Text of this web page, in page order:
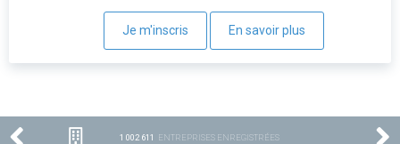
Je m'inscris En savoir plus
1 002 611 ENTREPRISES ENREGISTRÉES